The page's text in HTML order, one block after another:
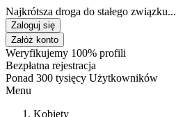
Najkrótsza droga do stałego związku...
Zaloguj się
Załóż konto
Weryfikujemy 100% profili
Bezpłatna rejestracja
Ponad 300 tysięcy Użytkowników
Menu
Kobiety